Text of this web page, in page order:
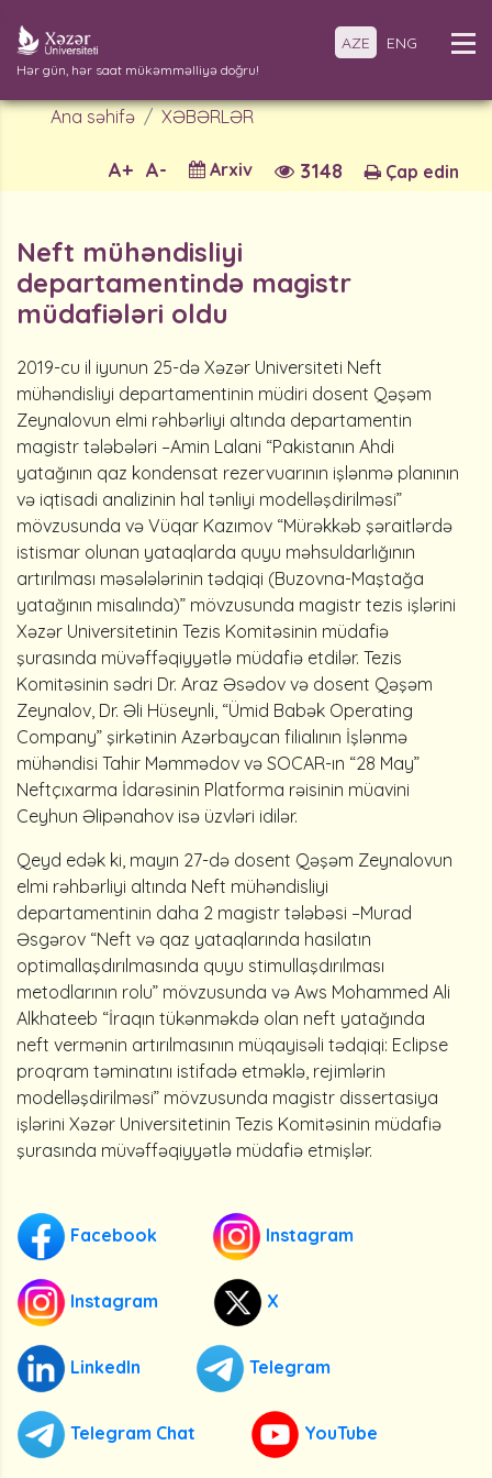
Hər gün, hər saat mükəmməlliyə doğru!
AZE ENG
Ana səhifə XƏBƏRLƏR
Çap edin
3148
Arxiv
A-
A+
Neft mühəndisliyi
departamentində magistr
müdafiələri oldu
2019-cu il iyunun 25-də Xəzər Universiteti Neft
mühəndisliyi departamentinin müdiri dosent Qəşəm
Zeynalovun elmi rəhbərliyi altında departamentin
magistr tələbələri –Amin Lalani “Pakistanın Ahdi
yatağının qaz kondensat rezervuarının işlənmə planının
və iqtisadi analizinin hal tənliyi modelləşdirilməsi”
mövzusunda və Vüqar Kazımov “Mürəkkəb şəraitlərdə
istismar olunan yataqlarda quyu məhsuldarlığının
artırılması məsələlərinin tədqiqi (Buzovna-Maştağa
yatağının misalında)” mövzusunda magistr tezis işlərini
Xəzər Universitetinin Tezis Komitəsinin müdafiə
şurasında müvəffəqiyyətlə müdafiə etdilər. Tezis
Komitəsinin sədri Dr. Araz Əsədov və dosent Qəşəm
Zeynalov, Dr. Əli Hüseynli, “Ümid Babək Operating
Company” şirkətinin Azərbaycan filialının İşlənmə
mühəndisi Tahir Məmmədov və SOCAR-ın “28 May”
Neftçıxarma İdarəsinin Platforma rəisinin müavini
Ceyhun Əlipənahov isə üzvləri idilər.
Qeyd edək ki, mayın 27-də dosent Qəşəm Zeynalovun
elmi rəhbərliyi altında Neft mühəndisliyi
departamentinin daha 2 magistr tələbəsi –Murad
Əsgərov “Neft və qaz yataqlarında hasilatın
optimallaşdırılmasında quyu stimullaşdırılması
metodlarının rolu” mövzusunda və Aws Mohammed Ali
Alkhateeb “İraqın tükənməkdə olan neft yatağında
neft vermənin artırılmasının müqayisəli tədqiqi: Eclipse
proqram təminatını istifadə etməklə, rejimlərin
modelləşdirilməsi” mövzusunda magistr dissertasiya
işlərini Xəzər Universitetinin Tezis Komitəsinin müdafiə
şurasında müvəffəqiyyətlə müdafiə etmişlər.
Facebook Instagram
Instagram X
LinkedIn Telegram
Telegram Chat YouTube